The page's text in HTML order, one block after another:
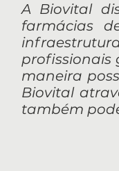
A Biovital
farmácias
profissionais
maneira
Biovital
também